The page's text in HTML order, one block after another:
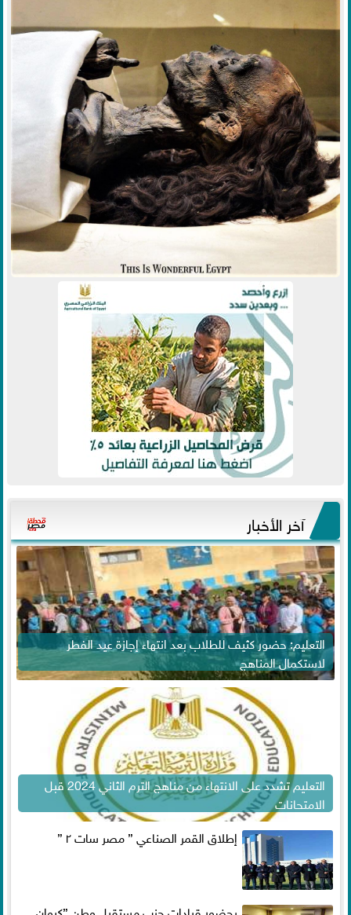
آخر الأخبار
التعليم: حضور كثيف للطلاب بعد انتهاء إجازة عيد الفطر
لاستكمال المناهج
التعليم تشدد على الانتهاء من مناهج الترم الثاني 2024 قبل
الامتحانات
إطلاق القمر الصناعي ” مصر سات ٢ ”